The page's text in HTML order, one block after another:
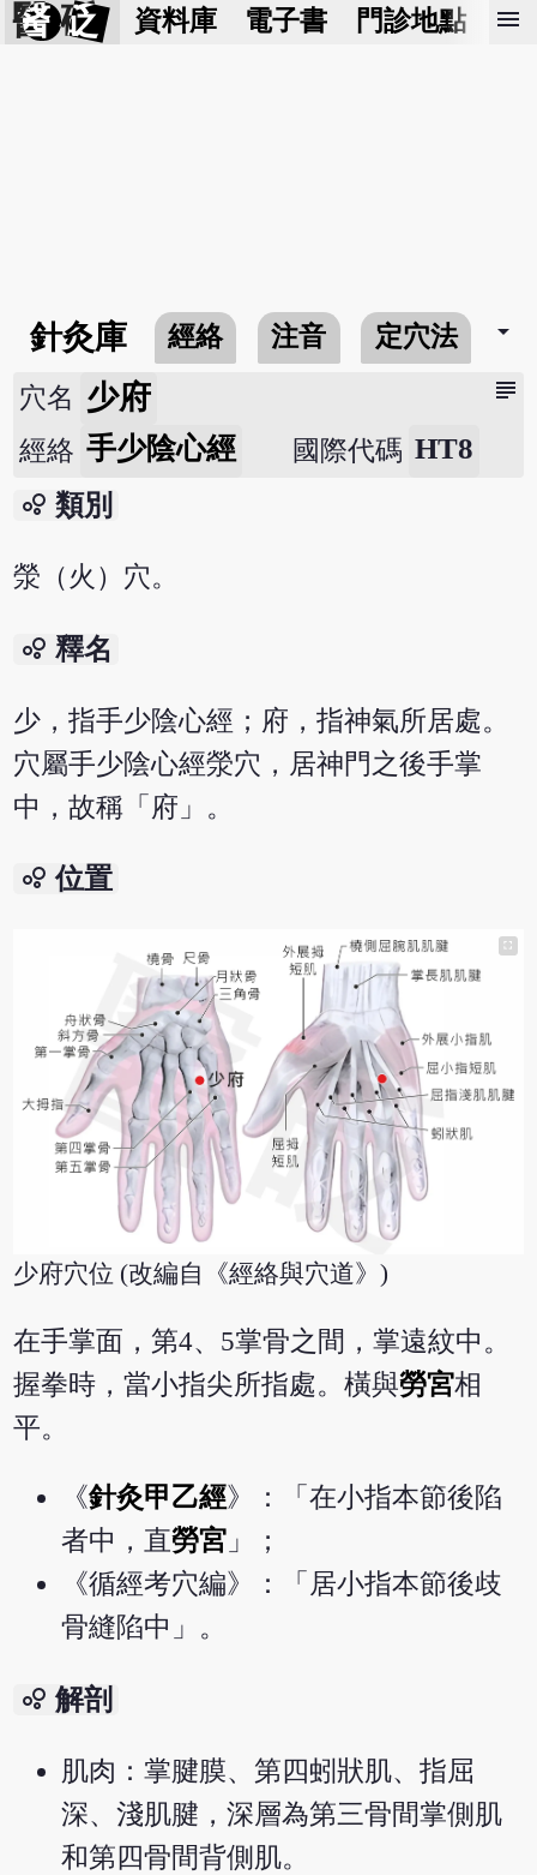
醫 砭 資料庫 電子書 門診地點 預
menu
針灸庫 經絡 注音 定穴法 arrow_drop_down
subject
穴名 少府
經絡 手少陰心經 國際代碼 HT8
bubble_chart 類別
滎（火）穴。
bubble_chart 釋名
少，指手少陰心經；府，指神氣所居處。
穴屬手少陰心經滎穴，居神門之後手掌
中，故稱「府」。
bubble_chart 位置
少府穴位 (改編自《經絡與穴道》)
在手掌面，第4、5掌骨之間，掌遠紋中。
握拳時，當小指尖所指處。橫與勞宮相
平。
《針灸甲乙經》：「在小指本節後陷
者中，直勞宮 」；
《循經考穴編》：「居小指本節後歧
骨縫陷中」。
bubble_chart 解剖
肌肉：掌腱膜、第四蚓狀肌、指屈
深、淺肌腱，深層為第三骨間掌側肌
和第四骨間背側肌。